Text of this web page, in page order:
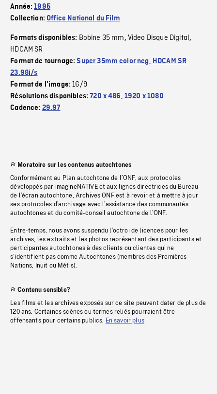
Année:1995
Collection:Office National du Film
Formats disponibles: Bobine 35 mm, Video Disque Digital,
HDCAM SR
Format de tournage:Super 35mm color neg, HDCAM SR
23.98i/s
Format de l'image:16/9
Résolutions disponibles:720 x 486, 1920 x 1080
Cadence: 29.97
Moratoire sur les contenus autochtones
Conformément au Plan autochtone de l’ONF, aux protocoles
développés par imagineNATIVE et aux lignes directrices du Bureau
de l’écran autochtone, Archives ONF est à revoir et à mettre à jour
ses protocoles d’archivage avec l’assistance des communautés
autochtones et du comité-conseil autochtone de l’ONF.
Entre-temps, nous avons suspendu l’octroi de licences pour les
archives, les extraits et les photos représentant des participants et
participantes autochtones à des clients ou clientes qui ne
s’identifient pas comme Autochtones (membres des Premières
Nations, Inuit ou Métis).
Contenu sensible?
Les films et les archives exposés sur ce site peuvent dater de plus de
120 ans. Certaines scènes ou termes reliés pourraient être
offensants pour certains publics. En savoir plus